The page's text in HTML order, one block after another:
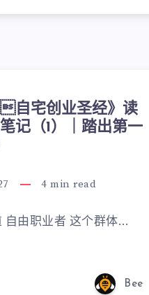
自宅创业圣经》读
记（1）｜踏出第一
4 min read
自由职业者 这个群体…
Bee